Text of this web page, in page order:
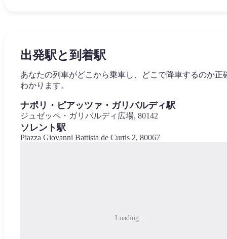
出発駅と到着駅
あなたの列車がどこから乗車し、どこで降車するのか正
わかります。
ナポリ・ピアッツァ・ガリバルディ駅
ジュゼッペ・ガリバルディ広場, 80142
ソレント駅
Piazza Giovanni Battista de Curtis 2, 80067
Loading...